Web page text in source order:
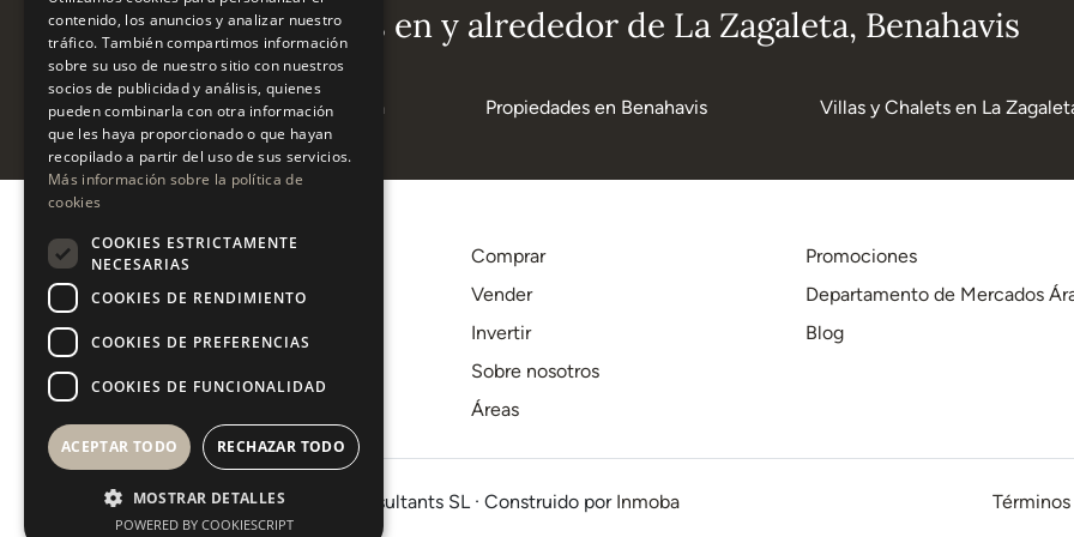
Áreas populares en y alrededor de La Zagaleta, Benahavis
Propiedades en La Zagaleta Propiedades en Benahavis Villas y Chalets en La
+34 620 12 56 00
C.C. Centro Plaza, 9-10
29660, Nueva Andalucía
Comprar
Vender
Invertir
Sobre nosotros
Áreas
Promociones
Departamento de Mercados
Blog
© 2026 · West Property Consultants SL · Construido por Inmoba
contenido, los anuncios y analizar nuestro
tráfico. También compartimos información
sobre su uso de nuestro sitio con nuestros
socios de publicidad y análisis, quienes
pueden combinarla con otra información
que les haya proporcionado o que hayan
recopilado a partir del uso de sus servicios.
Más información sobre la política de
cookies
COOKIES ESTRICTAMENTE
NECESARIAS
COOKIES DE RENDIMIENTO
COOKIES DE PREFERENCIAS
COOKIES DE FUNCIONALIDAD
ACEPTAR TODO RECHAZAR TODO
MOSTRAR DETALLES
POWERED BY COOKIESCRIPT